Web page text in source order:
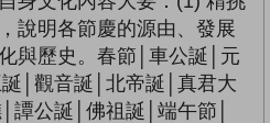
說明各節慶的源由、發展
與歷史。春節│車公誕│元
│觀音誕│北帝誕│真君大
譚公誕│佛祖誕│端午節│